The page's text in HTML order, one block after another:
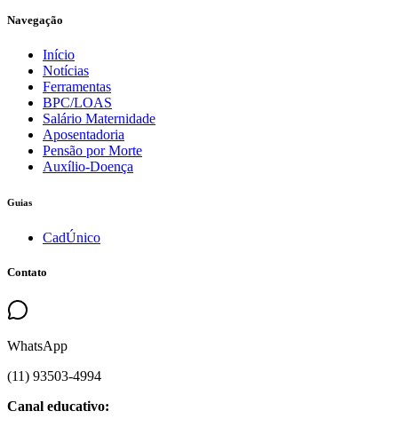
Navegação
Início
Notícias
Ferramentas
BPC/LOAS
Salário Maternidade
Aposentadoria
Pensão por Morte
Auxílio-Doença
Guias
CadÚnico
Contato
WhatsApp
(11) 93503-4994
Canal educativo: